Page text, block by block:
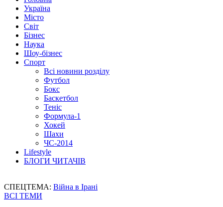
Україна
Місто
Світ
Бізнес
Наука
Шоу-бізнес
Спорт
Всі новини розділу
Футбол
Бокс
Баскетбол
Теніс
Формула-1
Хокей
Шахи
ЧС-2014
Lifestyle
БЛОГИ ЧИТАЧІВ
СПЕЦТЕМА: Війна в Ірані
ВСІ ТЕМИ